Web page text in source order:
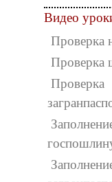
Видео
Проверка